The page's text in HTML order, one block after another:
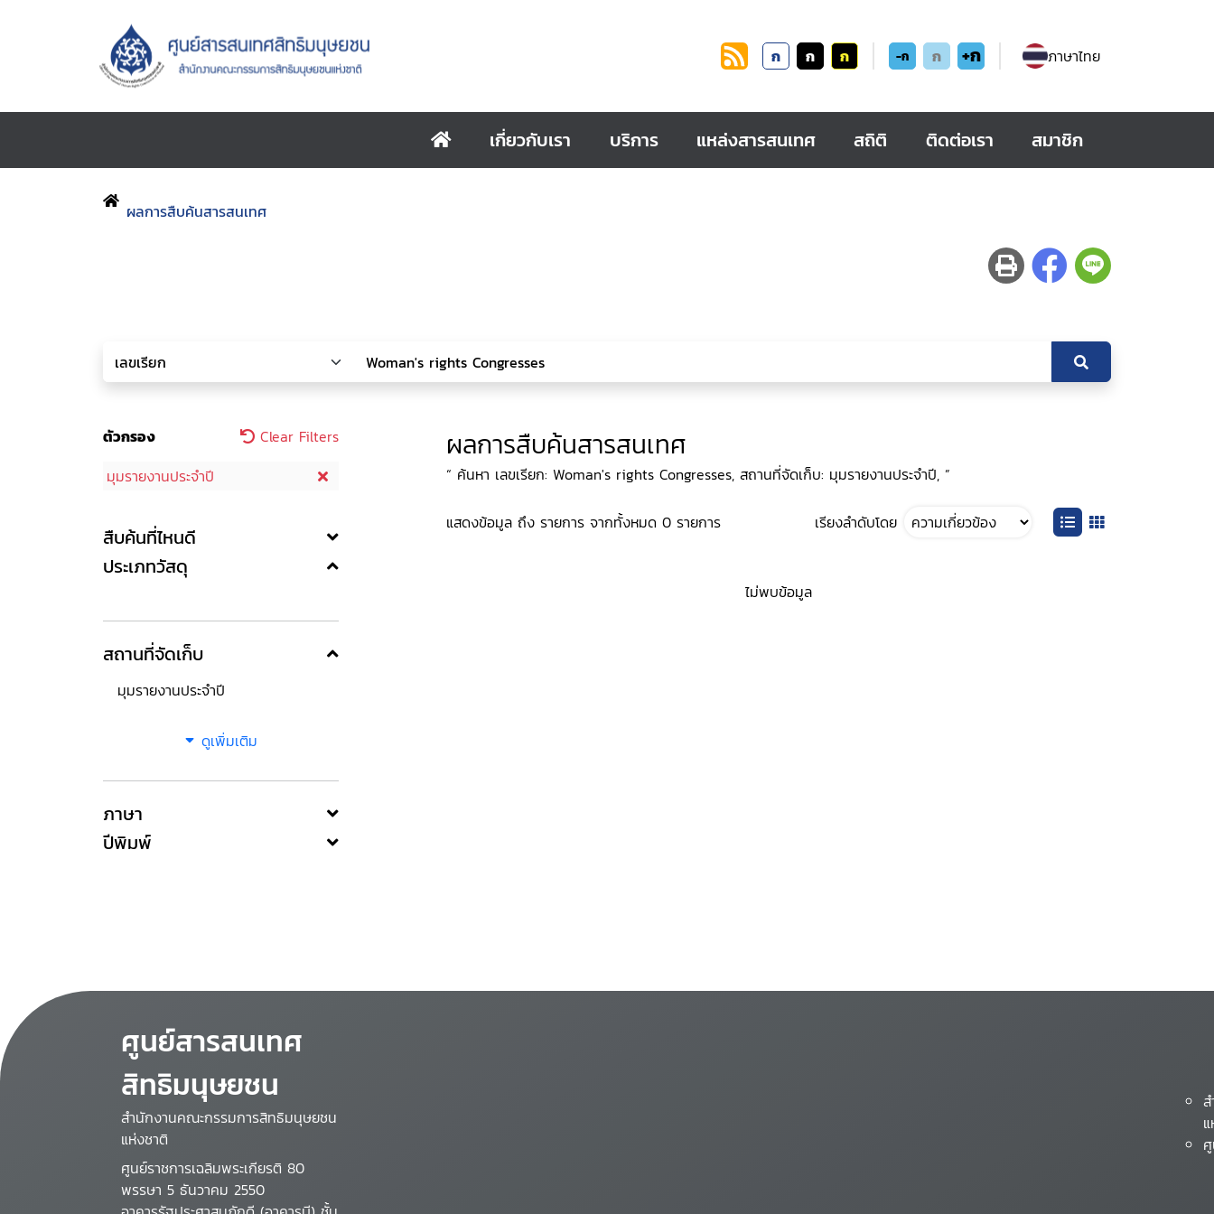
ก ก ก -ก ก +ก ภาษาไทย
เกี่ยวกับเรา บริการ แหล่งสารสนเทศ สถิติ ติดต่อเรา สมาชิก
ผลการสืบค้นสารสนเทศ
ตัวกรอง
Clear Filters
มุมรายงานประจำปี
สืบค้นที่ไหนดี
ประเภทวัสดุ
สถานที่จัดเก็บ
มุมรายงานประจำปี
ดูเพิ่มเติม
ภาษา
ปีพิมพ์
ผลการสืบค้นสารสนเทศ
“ ค้นหา เลขเรียก: Woman's rights Congresses, สถานที่จัดเก็บ: มุมรายงานประจำปี, ”
แสดงข้อมูล ถึง รายการ จากทั้งหมด 0 รายการ เรียงลำดับโดย
ไม่พบข้อมูล
ศูนย์สารสนเทศ
สิทธิมนุษยชน
สำนักงานคณะกรรมการสิทธิมนุษยชน
แห่งชาติ
ศูนย์ราชการเฉลิมพระเกียรติ 80
พรรษา 5 ธันวาคม 2550